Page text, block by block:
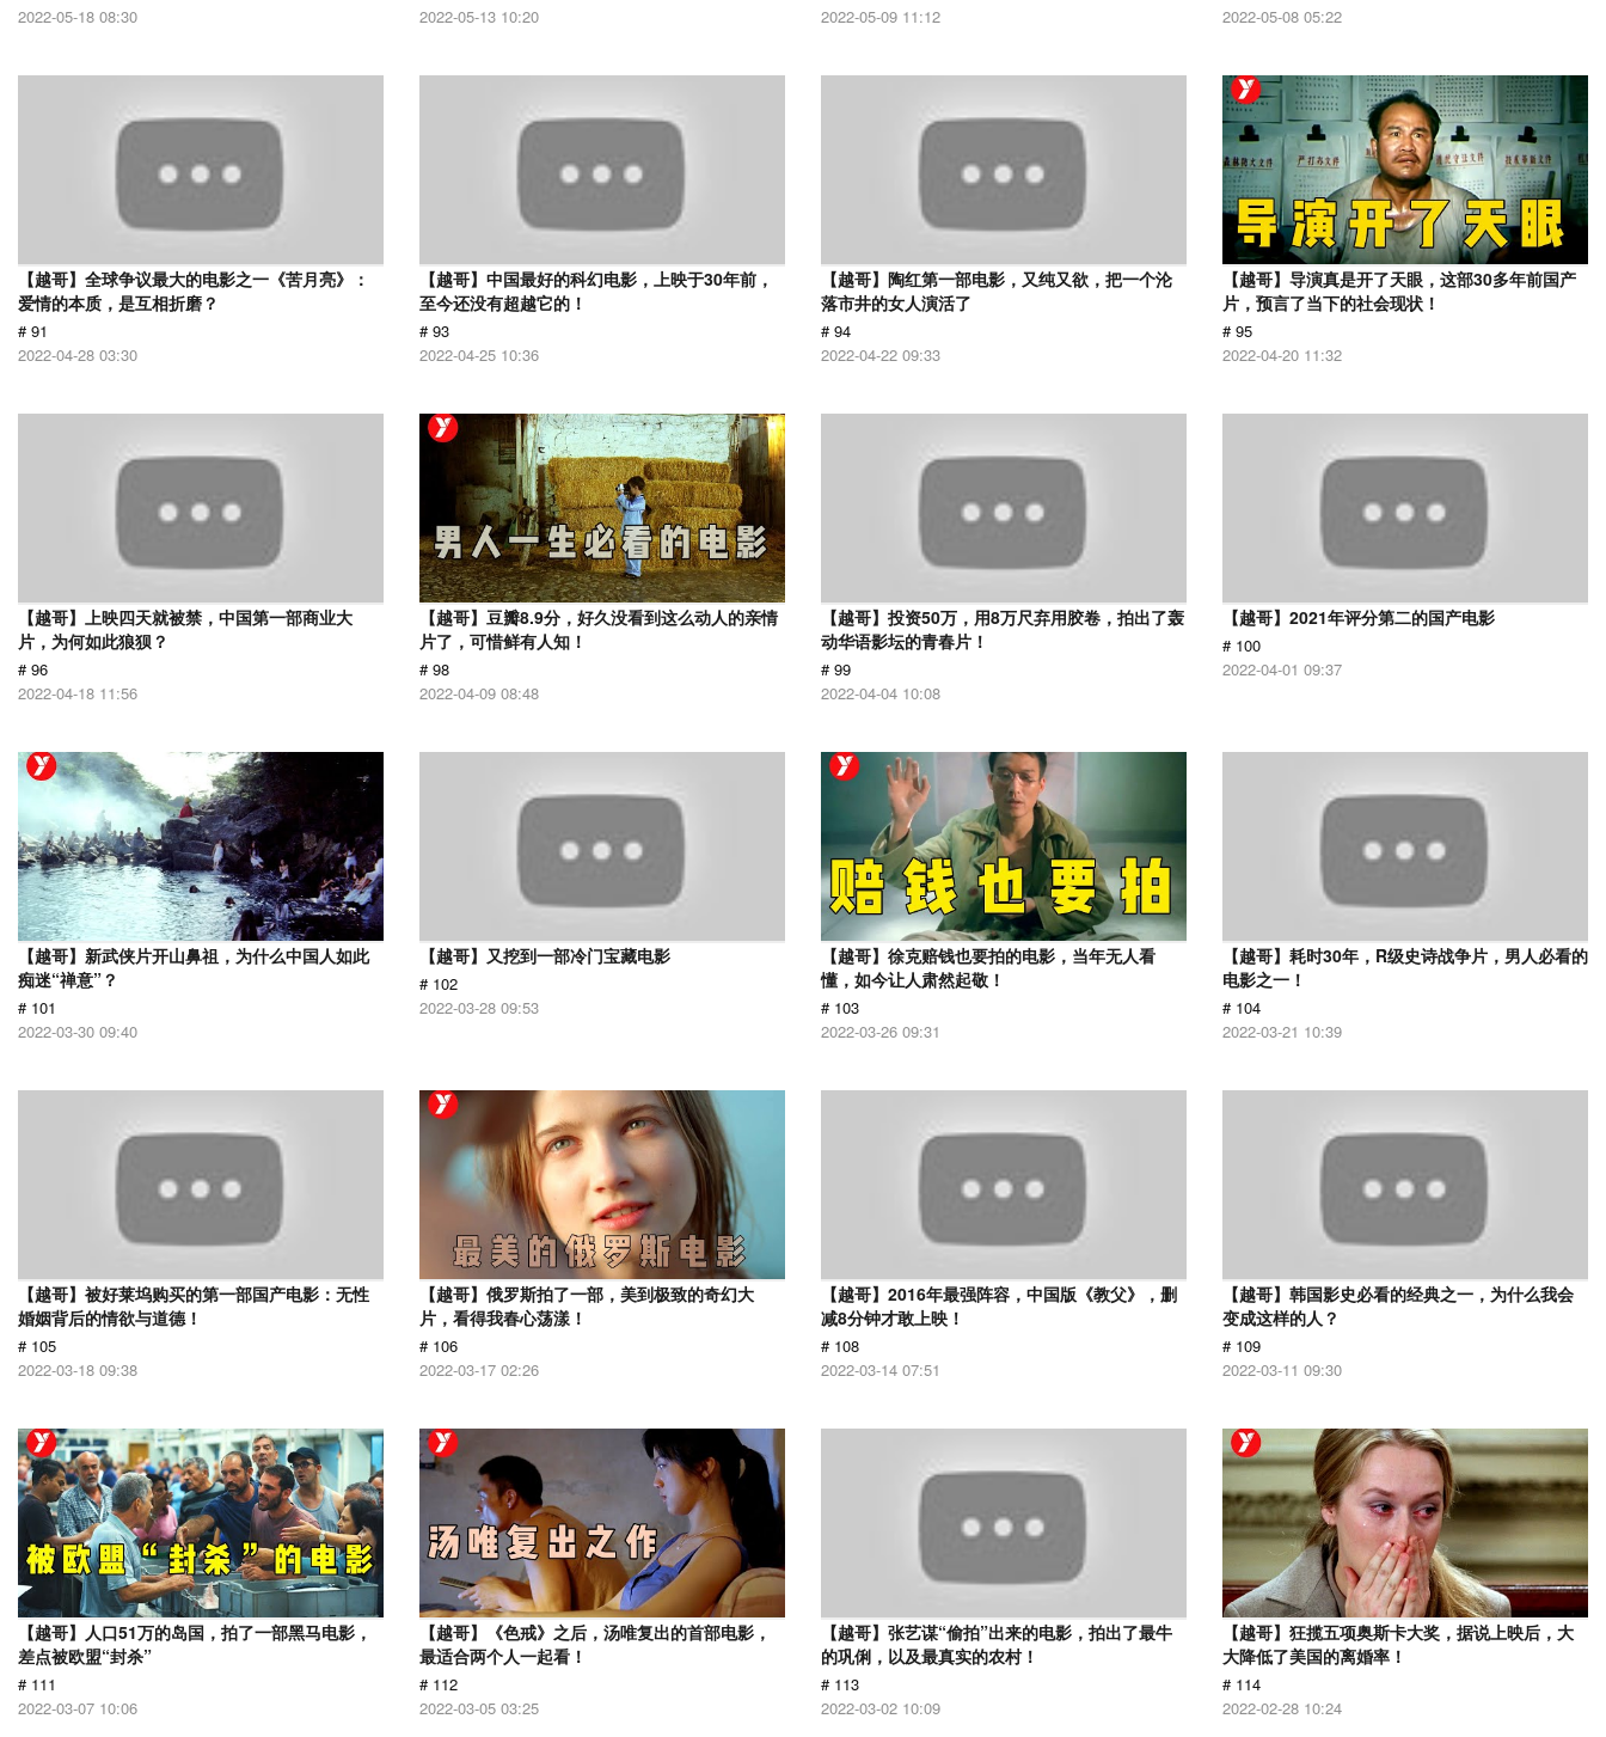
2022-05-18 08:30
2022-05-13 10:20
2022-05-09 11:12
2022-05-08 05:22
【越哥】全球争议最大的电影之一《苦月亮》：
爱情的本质，是互相折磨？
# 91
2022-04-28 03:30
【越哥】中国最好的科幻电影，上映于30年前，
至今还没有超越它的！
# 93
2022-04-25 10:36
【越哥】陶红第一部电影，又纯又欲，把一个沦
落市井的女人演活了
# 94
2022-04-22 09:33
【越哥】导演真是开了天眼，这部30多年前国产
片，预言了当下的社会现状！
# 95
2022-04-20 11:32
【越哥】上映四天就被禁，中国第一部商业大
片，为何如此狼狈？
# 96
2022-04-18 11:56
【越哥】豆瓣8.9分，好久没看到这么动人的亲情
片了，可惜鲜有人知！
# 98
2022-04-09 08:48
【越哥】投资50万，用8万尺弃用胶卷，拍出了轰
动华语影坛的青春片！
# 99
2022-04-04 10:08
【越哥】2021年评分第二的国产电影
# 100
2022-04-01 09:37
【越哥】新武侠片开山鼻祖，为什么中国人如此
痴迷“禅意”？
# 101
2022-03-30 09:40
【越哥】又挖到一部冷门宝藏电影
# 102
2022-03-28 09:53
【越哥】徐克赔钱也要拍的电影，当年无人看
懂，如今让人肃然起敬！
# 103
2022-03-26 09:31
【越哥】耗时30年，R级史诗战争片，男人必看的
电影之一！
# 104
2022-03-21 10:39
【越哥】被好莱坞购买的第一部国产电影：无性
婚姻背后的情欲与道德！
# 105
2022-03-18 09:38
【越哥】俄罗斯拍了一部，美到极致的奇幻大
片，看得我春心荡漾！
# 106
2022-03-17 02:26
【越哥】2016年最强阵容，中国版《教父》，删
减8分钟才敢上映！
# 108
2022-03-14 07:51
【越哥】韩国影史必看的经典之一，为什么我会
变成这样的人？
# 109
2022-03-11 09:30
【越哥】人口51万的岛国，拍了一部黑马电影，
差点被欧盟“封杀”
# 111
2022-03-07 10:06
【越哥】《色戒》之后，汤唯复出的首部电影，
最适合两个人一起看！
# 112
2022-03-05 03:25
【越哥】张艺谋“偷拍”出来的电影，拍出了最牛
的巩俐，以及最真实的农村！
# 113
2022-03-02 10:09
【越哥】狂揽五项奥斯卡大奖，据说上映后，大
大降低了美国的离婚率！
# 114
2022-02-28 10:24